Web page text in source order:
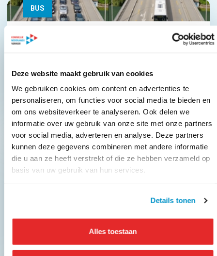
Deze website maakt gebruik van cookies
We gebruiken cookies om content en advertenties te
personaliseren, om functies voor social media te bieden en
om ons websiteverkeer te analyseren. Ook delen we
informatie over uw gebruik van onze site met onze partners
voor social media, adverteren en analyse. Deze partners
kunnen deze gegevens combineren met andere informatie
die u aan ze heeft verstrekt of die ze hebben verzameld op
basis van uw gebruik van hun services.
Details tonen
Alles toestaan
BUS
Een bus met vijftig mensen haalt al
dertig auto’s van de weg
Interview met KNV directeur Carlo Cahn voor de
Lees meer
BUS
Op vakantie met de touringcar? De vijf
voordelen van een busvakantie
Lees meer